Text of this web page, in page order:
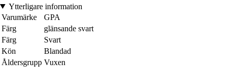
Ytterligare information
Varumärke
GPA
Färg
glänsande svart
Färg
Svart
Kön
Blandad
Åldersgrupp Vuxen